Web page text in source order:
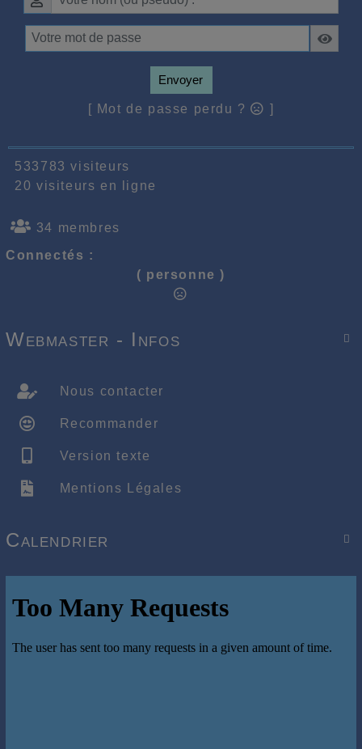
Envoyer
[ Mot de passe perdu ? ]
533783 visiteurs
20 visiteurs en ligne
34 membres
Connectés :
( personne )

Webmaster - Infos
Nous contacter
Recommander
Version texte
Mentions Légales

Calendrier